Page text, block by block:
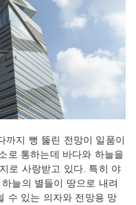
까지 뻥 뚫린 전망이 일품이
로 통하는데 바다와 하늘을
로 사랑받고 있다. 특히 야
늘의 별들이 땅으로 내려
수 있는 의자와 전망용 망